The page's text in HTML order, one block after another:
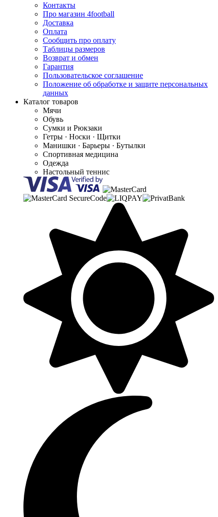
Контакты
Про магазин 4football
Доставка
Оплата
Сообщить про оплату
Таблицы размеров
Возврат и обмен
Гарантия
Пользовательское соглашение
Положение об обработке и защите персональных
данных
Каталог товаров
Мячи
Обувь
Сумки и Рюкзаки
Гетры · Носки · Щитки
Манишки · Барьеры · Бутылки
Спортивная медицина
Одежда
Настольный теннис